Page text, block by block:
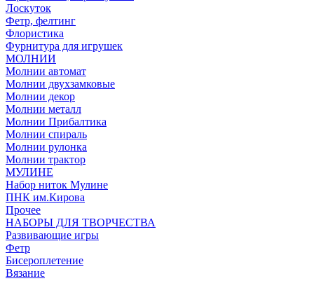
Лоскуток
Фетр, фелтинг
Флористика
Фурнитура для игрушек
МОЛНИИ
Молнии автомат
Молнии двухзамковые
Молнии декор
Молнии металл
Молнии Прибалтика
Молнии спираль
Молнии рулонка
Молнии трактор
МУЛИНЕ
Набор ниток Мулине
ПНК им.Кирова
Прочее
НАБОРЫ ДЛЯ ТВОРЧЕСТВА
Развивающие игры
Фетр
Бисероплетение
Вязание